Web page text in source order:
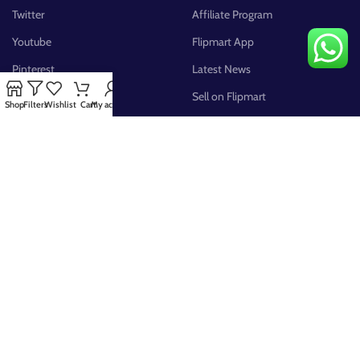
Twitter
Youtube
Pinterest
FB Group
Affiliate Program
Flipmart App
Latest News
Sell on Flipmart
ShopFiltersWishlist CartMy account